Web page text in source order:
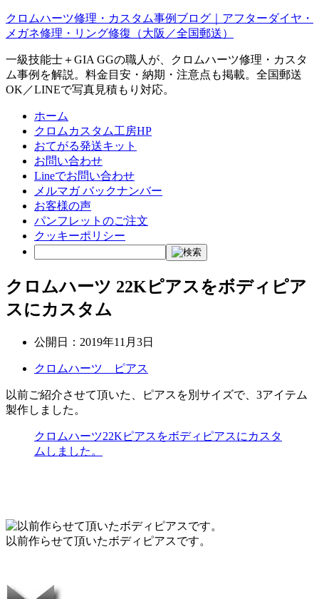
クロムハーツ修理・カスタム事例ブログ｜アフターダイヤ・
メガネ修理・リング修復（大阪／全国郵送）
一級技能士＋GIA GGの職人が、クロムハーツ修理・カスタ
ム事例を解説。料金目安・納期・注意点も掲載。全国郵送
OK／LINEで写真見積もり対応。
ホーム
クロムカスタム工房HP
おてがる発送キット
お問い合わせ
Lineでお問い合わせ
メルマガ バックナンバー
お客様の声
パンフレットのご注文
クッキーポリシー
クロムハーツ 22Kピアスをボディピア
スにカスタム
公開日： 2019年11月3日
クロムハーツ ピアス
以前ご紹介させて頂いた、ピアスを別サイズで、3アイテム
製作しました。
クロムハーツ22Kピアスをボディピアスにカスタ
ムしました。
以前作らせて頂いたボディピアスです。